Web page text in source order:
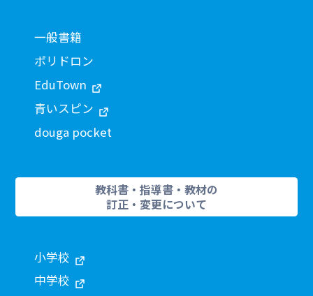
一般書籍
ポリドロン
EduTown
青いスピン
douga pocket
教科書・指導書・教材の
訂正・変更について
小学校
中学校